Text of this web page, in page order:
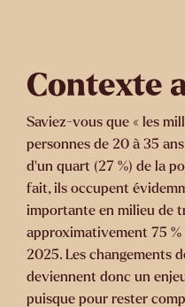
Contexte
Saviez-vous que « les
personnes de 20 à 35
d’un quart (27 %) de la
fait, ils occupent
importante en milieu de
approximativement 75 %
2025. Les changements
deviennent donc un
puisque pour rester